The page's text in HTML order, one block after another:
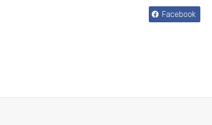
Facebook